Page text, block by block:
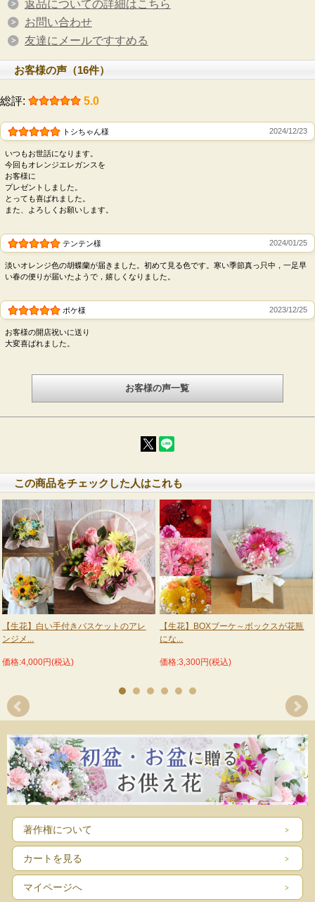
返品についての詳細はこちら
お問い合わせ
友達にメールですすめる
お客様の声（16件）
総評: 5.0
トシちゃん様 2024/12/23
いつもお世話になります。
今回もオレンジエレガンスを
お客様に
プレゼントしました。
とっても喜ばれました。
また、よろしくお願いします。
テンテン様 2024/01/25
淡いオレンジ色の胡蝶蘭が届きました。初めて見る色です。寒い季節真っ只中，一足早
い春の便りが届いたようで，嬉しくなりました。
ポケ様 2023/12/25
お客様の開店祝いに送り
大変喜ばれました。
お客様の声一覧
この商品をチェックした人はこれも
【生花】白い手付きバスケットのアレ
ンジメ...
価格:4,000円(税込)
【生花】BOXブーケ～ボックスが花瓶
にな...
価格:3,300円(税込)
著作権について
カートを見る
マイページへ